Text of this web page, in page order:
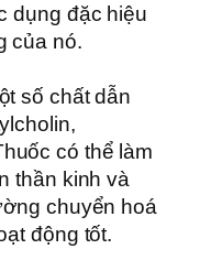
dụng đặc hiệu
của nó.
số chất dẫn
có thể làm
thần kinh và
chuyển hoá
động tốt.